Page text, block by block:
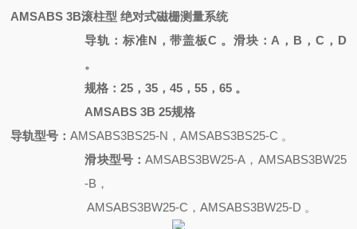
AMSABS 3B滚柱型 绝对式磁栅测量系统
导轨：标准N，带盖板C 。滑块：A，B，C，D
。
规格：25，35，45，55，65 。
AMSABS 3B 25规格
导轨型号：AMSABS3BS25-N，AMSABS3BS25-C 。
滑块型号：AMSABS3BW25-A，AMSABS3BW25
-B，
AMSABS3BW25-C，AMSABS3BW25-D 。